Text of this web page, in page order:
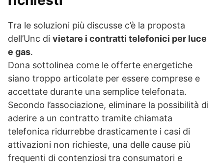
Tra le soluzioni più discusse c’è la proposta
dell’Unc di vietare i contratti telefonici per luce
e gas.
Dona sottolinea come le offerte energetiche
siano troppo articolate per essere comprese e
accettate durante una semplice telefonata.
Secondo l’associazione, eliminare la possibilità di
aderire a un contratto tramite chiamata
telefonica ridurrebbe drasticamente i casi di
attivazioni non richieste, una delle cause più
frequenti di contenziosi tra consumatori e